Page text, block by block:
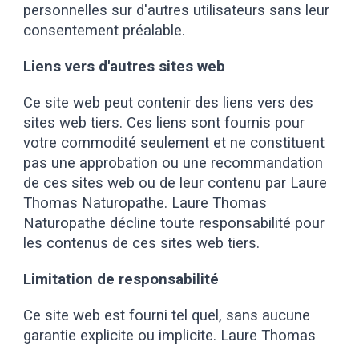
personnelles sur d'autres utilisateurs sans leur
consentement préalable.
Liens vers d'autres sites web
Ce site web peut contenir des liens vers des
sites web tiers. Ces liens sont fournis pour
votre commodité seulement et ne constituent
pas une approbation ou une recommandation
de ces sites web ou de leur contenu par Laure
Thomas Naturopathe. Laure Thomas
Naturopathe décline toute responsabilité pour
les contenus de ces sites web tiers.
Limitation de responsabilité
Ce site web est fourni tel quel, sans aucune
garantie explicite ou implicite. Laure Thomas